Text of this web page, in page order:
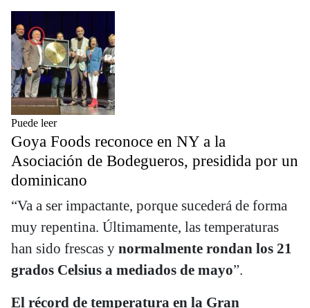
Puede leer
Goya Foods reconoce en NY a la
Asociación de Bodegueros, presidida por un
dominicano
“Va a ser impactante, porque sucederá de forma
muy repentina. Últimamente, las temperaturas
han sido frescas y normalmente rondan los 21
grados Celsius a mediados de mayo”.
El récord de temperatura en la Gran